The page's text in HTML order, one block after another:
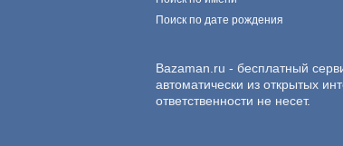
Поиск по дате рождения
Bazaman.ru - бесплатный
автоматически из открытых
ответственности не несет.